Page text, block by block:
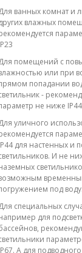
ванных комнат и
влажных
помещений с
или при
попадании
-
не ниже IP44
уличного
для настенных и
И не
под воду.
специальных
для
А для